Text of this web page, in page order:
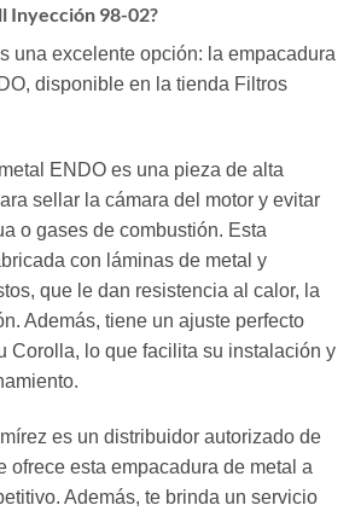
Inyección 98-02?
una excelente opción: la empacadura
disponible en la tienda Filtros
ENDO es una pieza de alta
sellar la cámara del motor y evitar
o gases de combustión. Esta
con láminas de metal y
que le dan resistencia al calor, la
Además, tiene un ajuste perfecto
Corolla, lo que facilita su instalación y
es un distribuidor autorizado de
ofrece esta empacadura de metal a
Además, te brinda un servicio